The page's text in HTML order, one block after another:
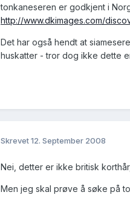
tonkaneseren er godkjent i
http://www.dkimages.com/
Det har også hendt at
huskatter - tror dog ikke dette
Skrevet12. September 2008
Nei, detter er ikke britisk
Men jeg skal prøve å søke på